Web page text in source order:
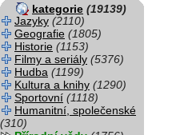
kategorie (19139)
Jazyky (2110)
Geografie (1805)
Historie (1153)
Filmy a seriály (5376)
Hudba (1199)
Kultura a knihy (1290)
Sportovní (1118)
Humanitní, společenské
(310)